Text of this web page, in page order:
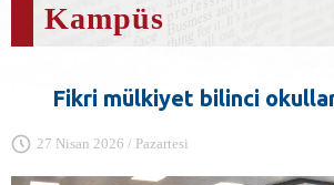
Kampüs
Fikri mülkiyet bilinci
27 Nisan 2026 / Pazartesi